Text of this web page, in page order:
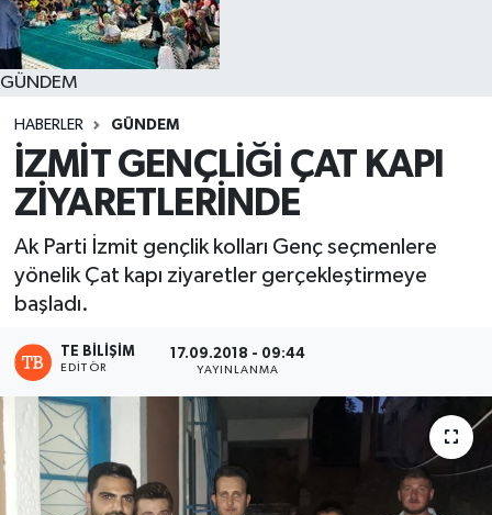
GÜNDEM
HABERLER GÜNDEM
İZMİT GENÇLİĞİ ÇAT KAPI
ZİYARETLERİNDE
Ak Parti İzmit gençlik kolları Genç seçmenlere
yönelik Çat kapı ziyaretler gerçekleştirmeye
başladı.
TE BILIŞIM
EDITÖR
17.09.2018 - 09:44
YAYINLANMA